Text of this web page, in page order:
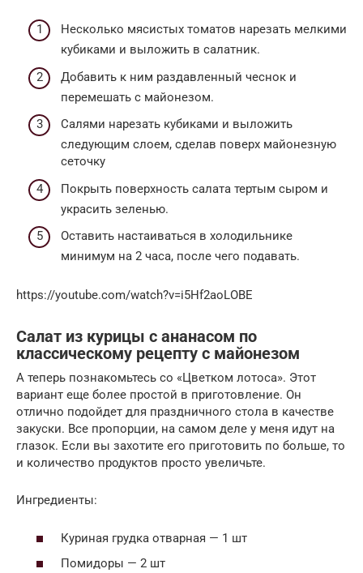
Несколько мясистых томатов нарезать мелкими
кубиками и выложить в салатник.
Добавить к ним раздавленный чеснок и
перемешать с майонезом.
Салями нарезать кубиками и выложить
следующим слоем, сделав поверх майонезную
сеточку
Покрыть поверхность салата тертым сыром и
украсить зеленью.
Оставить настаиваться в холодильнике
минимум на 2 часа, после чего подавать.
https://youtube.com/watch?v=i5Hf2aoLOBE
Салат из курицы с ананасом по
классическому рецепту с майонезом
А теперь познакомьтесь со «Цветком лотоса». Этот
вариант еще более простой в приготовление. Он
отлично подойдет для праздничного стола в качестве
закуски. Все пропорции, на самом деле у меня идут на
глазок. Если вы захотите его приготовить по больше, то
и количество продуктов просто увеличьте.
Ингредиенты:
Куриная грудка отварная — 1 шт
Помидоры — 2 шт